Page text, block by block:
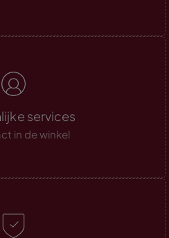
services
in de winkel